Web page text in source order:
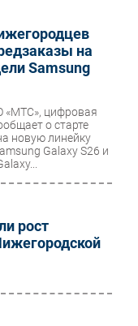
на
Samsung
«МТС», цифровая
о старте
новую линейку
Galaxy S26 и
рост